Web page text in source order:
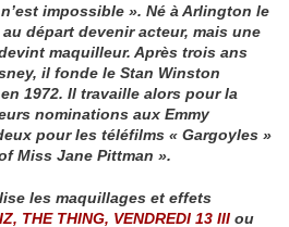
impossible ». Né à Arlington le
départ devenir acteur, mais une
maquilleur. Après trois ans
il fonde le Stan Winston
1972. Il travaille alors pour la
nominations aux Emmy
pour les téléfilms « Gargoyles »
Miss Jane Pittman ».
les maquillages et effets
THE THING, VENDREDI 13 III ou